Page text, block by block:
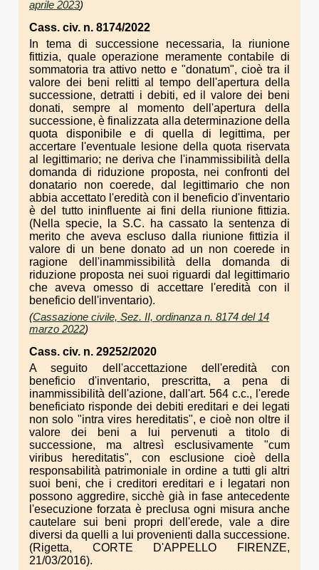
aprile 2023)
Cass. civ. n. 8174/2022
In tema di successione necessaria, la riunione
fittizia, quale operazione meramente contabile di
sommatoria tra attivo netto e "donatum", cioè tra il
valore dei beni relitti al tempo dell'apertura della
successione, detratti i debiti, ed il valore dei beni
donati, sempre al momento dell'apertura della
successione, è finalizzata alla determinazione della
quota disponibile e di quella di legittima, per
accertare l'eventuale lesione della quota riservata
al legittimario; ne deriva che l'inammissibilità della
domanda di riduzione proposta, nei confronti del
donatario non coerede, dal legittimario che non
abbia accettato l'eredità con il beneficio d'inventario
è del tutto ininfluente ai fini della riunione fittizia.
(Nella specie, la S.C. ha cassato la sentenza di
merito che aveva escluso dalla riunione fittizia il
valore di un bene donato ad un non coerede in
ragione dell'inammissibilità della domanda di
riduzione proposta nei suoi riguardi dal legittimario
che aveva omesso di accettare l'eredità con il
beneficio dell'inventario).
(Cassazione civile, Sez. II, ordinanza n. 8174 del 14
marzo 2022)
Cass. civ. n. 29252/2020
A seguito dell'accettazione dell'eredità con
beneficio d'inventario, prescritta, a pena di
inammissibilità dell'azione, dall'art. 564 c.c., l'erede
beneficiato risponde dei debiti ereditari e dei legati
non solo "intra vires hereditatis", e cioè non oltre il
valore dei beni a lui pervenuti a titolo di
successione, ma altresì esclusivamente "cum
viribus hereditatis", con esclusione cioè della
responsabilità patrimoniale in ordine a tutti gli altri
suoi beni, che i creditori ereditari e i legatari non
possono aggredire, sicchè già in fase antecedente
l'esecuzione forzata è preclusa ogni misura anche
cautelare sui beni propri dell'erede, vale a dire
diversi da quelli a lui provenienti dalla successione.
(Rigetta, CORTE D'APPELLO FIRENZE,
21/03/2016).